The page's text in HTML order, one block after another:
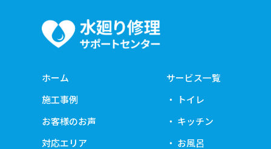
ホーム
施工事例
お客様のお声
対応エリア
サービス一覧
トイレ
キッチン
お風呂